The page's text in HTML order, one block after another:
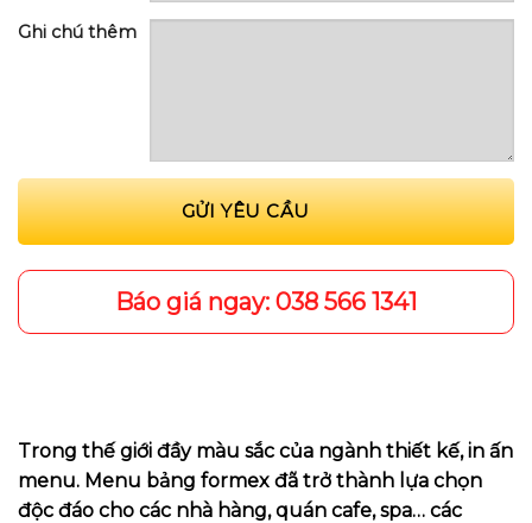
Ghi chú thêm
Báo giá ngay: 038 566 1341
Trong thế giới đầy màu sắc của ngành thiết kế, in ấn
menu. Menu bảng formex đã trở thành lựa chọn
độc đáo cho các nhà hàng, quán cafe, spa… các